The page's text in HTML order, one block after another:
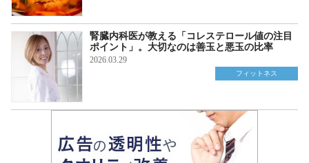
腎臓内科医が教える「コレステロール値の注目
ポイント」。大切なのは善玉と悪玉の比率
2026.03.29
フィットネス